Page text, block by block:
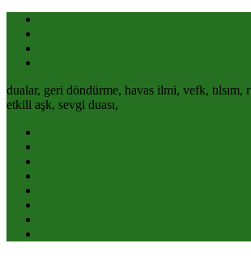
dualar, geri döndürme, havas ilmi, vefk, tılsım,
etkili aşk, sevgi duası,